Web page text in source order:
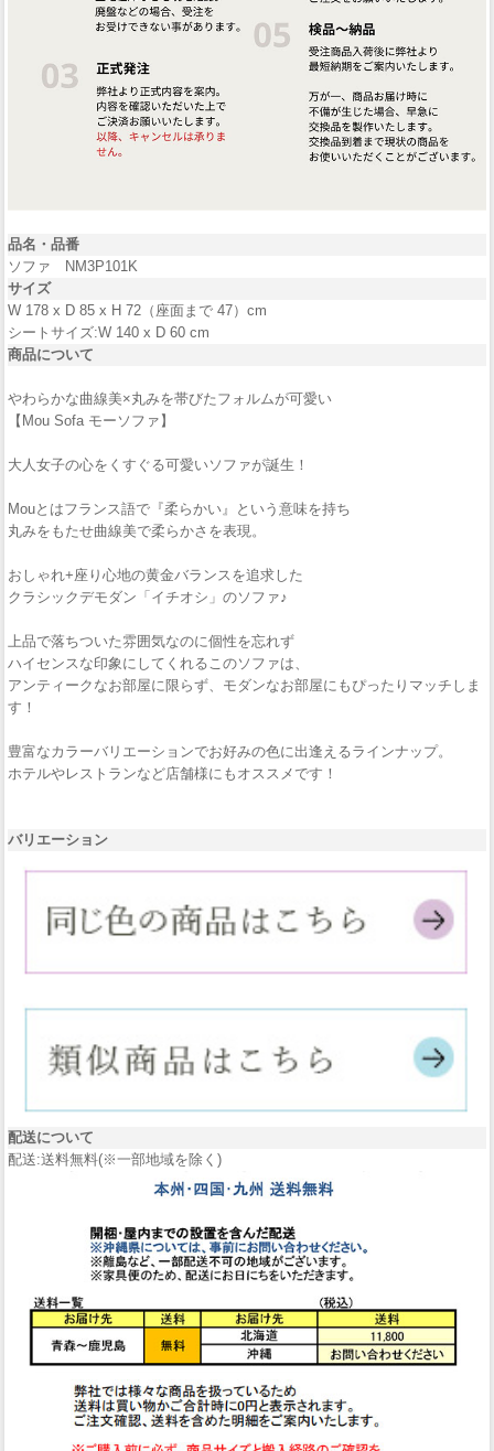
品名・品番
ソファ NM3P101K
サイズ
W 178 x D 85 x H 72（座面まで 47）cm
シートサイズ:W 140 x D 60 cm
商品について
やわらかな曲線美×丸みを帯びたフォルムが可愛い
【Mou Sofa モーソファ】
大人女子の心をくすぐる可愛いソファが誕生！
Mouとはフランス語で『柔らかい』という意味を持ち
丸みをもたせ曲線美で柔らかさを表現。
おしゃれ+座り心地の黄金バランスを追求した
クラシックデモダン「イチオシ」のソファ♪
上品で落ちついた雰囲気なのに個性を忘れず
ハイセンスな印象にしてくれるこのソファは、
アンティークなお部屋に限らず、モダンなお部屋にもぴったりマッチしま
す！
豊富なカラーバリエーションでお好みの色に出逢えるラインナップ。
ホテルやレストランなど店舗様にもオススメです！
バリエーション
配送について
配送:送料無料(※一部地域を除く)